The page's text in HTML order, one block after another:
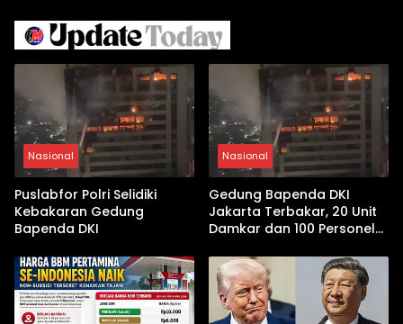
Nasional
Puslabfor Polri Selidiki
Kebakaran Gedung
Bapenda DKI
Nasional
Gedung Bapenda DKI
Jakarta Terbakar, 20 Unit
Damkar dan 100 Personel